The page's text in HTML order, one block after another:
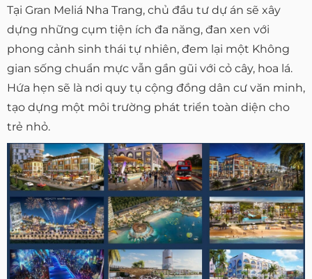
Tại Gran Meliá Nha Trang, chủ đầu tư dự án sẽ xây
dựng những cụm tiện ích đa năng, đan xen với
phong cảnh sinh thái tự nhiên, đem lại một Không
gian sống chuẩn mực vẫn gần gũi với cỏ cây, hoa lá.
Hứa hẹn sẽ là nơi quy tụ cộng đồng dân cư văn minh,
tạo dựng một môi trường phát triển toàn diện cho
trẻ nhỏ.